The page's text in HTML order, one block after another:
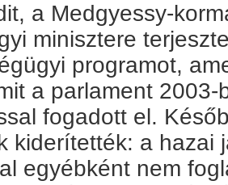
a Medgyessy-
minisztere
programot,
a parlament 2003-
fogadott el.
kiderítették: a hazai
egyébként nem